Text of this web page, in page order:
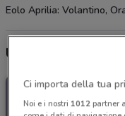
Eolo Aprilia: Volantino,
Ultime offerte del
Ci importa della tua
Noi e i nostri 1012partner